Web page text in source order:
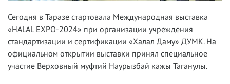
Сегодня в Таразе стартовала Международная выставка
«HALAL EXPO-2024» при организации учреждения
стандартизации и сертификации «Халал Даму» ДУМК. На
официальном открытии выставки принял специальное
участие Верховный муфтий Наурызбай кажы Таганулы.